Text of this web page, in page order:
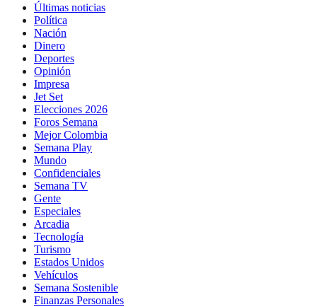
Últimas noticias
Política
Nación
Dinero
Deportes
Opinión
Impresa
Jet Set
Elecciones 2026
Foros Semana
Mejor Colombia
Semana Play
Mundo
Confidenciales
Semana TV
Gente
Especiales
Arcadia
Tecnología
Turismo
Estados Unidos
Vehículos
Semana Sostenible
Finanzas Personales